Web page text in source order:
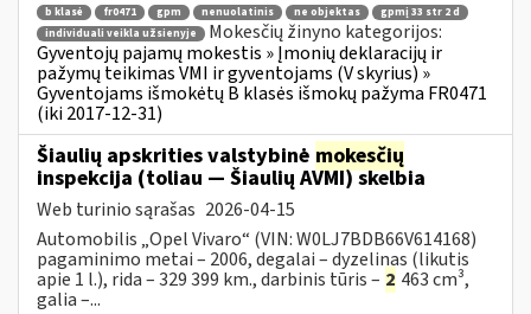
b klasė fr0471 gpm nenuolatinis ne objektas
gpmį 33 str 2 d
individuali veikla užsienyje
Mokesčių žinyno kategorijos:
Gyventojų pajamų mokestis » Įmonių deklaracijų ir
pažymų teikimas VMI ir gyventojams (V skyrius) »
Gyventojams išmokėtų B klasės išmokų pažyma FR0471
(iki 2017-12-31)
Šiaulių apskrities valstybinė mokesčių
inspekcija (toliau — Šiaulių AVMI) skelbia
Web turinio sąrašas 2026-04-15
Automobilis „Opel Vivaro“ (VIN: W0LJ7BDB66V614168)
pagaminimo metai – 2006, degalai – dyzelinas (likutis
apie 1 l.), rida – 329 399 km., darbinis tūris – 2 463 cm³,
galia –...